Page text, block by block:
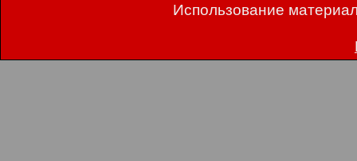
Использование